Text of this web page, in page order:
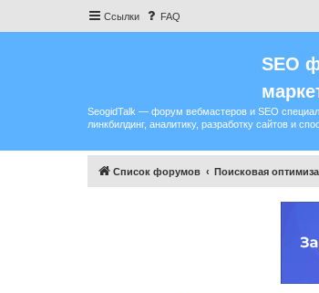
Ссылки FAQ
SEO
SeogidTalk — форум вебмастеров и SEO
линкбилдинг, аналитику, разработку сайтов и
Список форумов Поисковая